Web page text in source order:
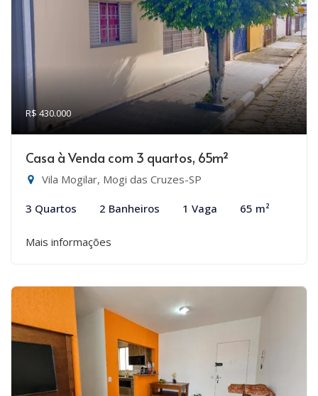
R$ 430.000
Casa à Venda com 3 quartos, 65m²
Vila Mogilar, Mogi das Cruzes-SP
3 Quartos 2 Banheiros 1 Vaga 65 m²
Mais informações